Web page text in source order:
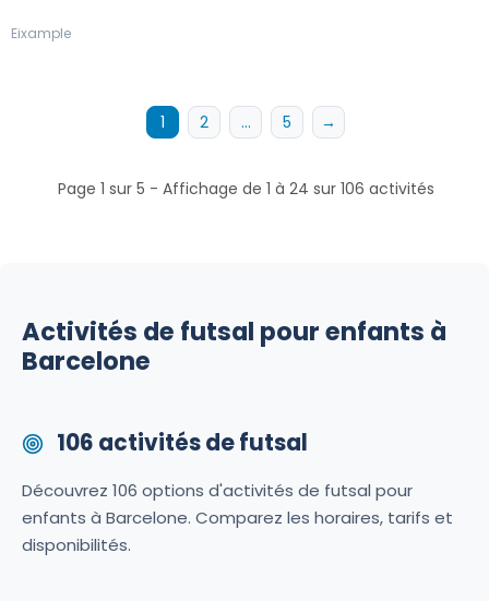
Eixample
1 2 … 5 →
Page 1 sur 5 - Affichage de 1 à 24 sur 106 activités
Activités de futsal pour enfants à
Barcelone
106 activités de futsal
Découvrez 106 options d'activités de futsal pour
enfants à Barcelone. Comparez les horaires, tarifs et
disponibilités.